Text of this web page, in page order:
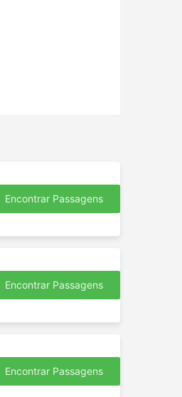
Encontrar Passagens
Encontrar Passagens
Encontrar Passagens